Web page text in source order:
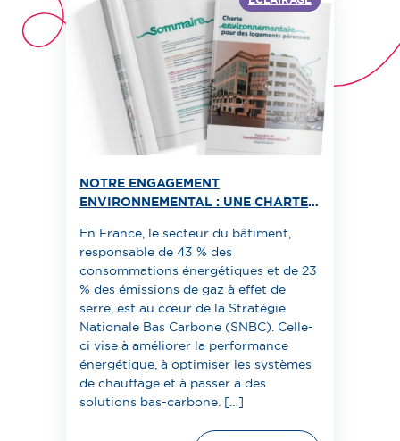
NOTRE ENGAGEMENT
ENVIRONNEMENTAL : UNE CHARTE
En France, le secteur du bâtiment,
responsable de 43 % des
consommations énergétiques et de 23
% des émissions de gaz à effet de
serre, est au cœur de la Stratégie
Nationale Bas Carbone (SNBC). Celle-
ci vise à améliorer la performance
énergétique, à optimiser les systèmes
de chauffage et à passer à des
solutions bas-carbone. […]